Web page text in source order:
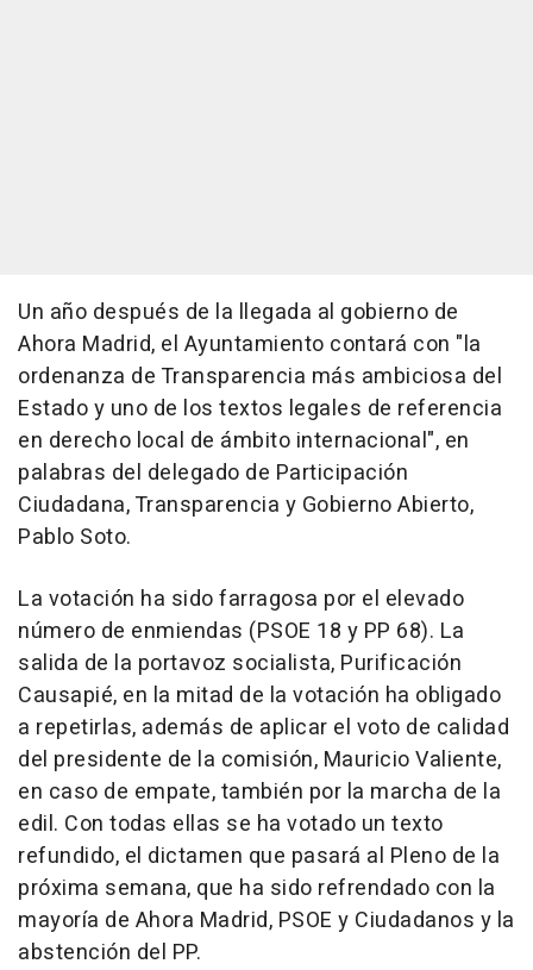
Un año después de la llegada al gobierno de
Ahora Madrid, el Ayuntamiento contará con "la
ordenanza de Transparencia más ambiciosa del
Estado y uno de los textos legales de referencia
en derecho local de ámbito internacional", en
palabras del delegado de Participación
Ciudadana, Transparencia y Gobierno Abierto,
Pablo Soto.
La votación ha sido farragosa por el elevado
número de enmiendas (PSOE 18 y PP 68). La
salida de la portavoz socialista, Purificación
Causapié, en la mitad de la votación ha obligado
a repetirlas, además de aplicar el voto de calidad
del presidente de la comisión, Mauricio Valiente,
en caso de empate, también por la marcha de la
edil. Con todas ellas se ha votado un texto
refundido, el dictamen que pasará al Pleno de la
próxima semana, que ha sido refrendado con la
mayoría de Ahora Madrid, PSOE y Ciudadanos y la
abstención del PP.